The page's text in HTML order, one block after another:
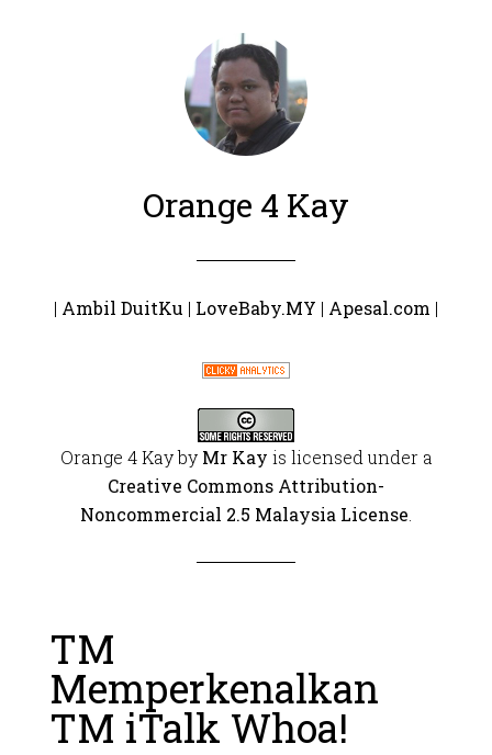
Orange 4 Kay
| Ambil DuitKu | LoveBaby.MY | Apesal.com |
Orange 4 Kayby Mr Kay is licensed under a
Creative Commons Attribution-
Noncommercial 2.5 Malaysia License
TM
Memperkenalkan
TM iTalk Whoa!